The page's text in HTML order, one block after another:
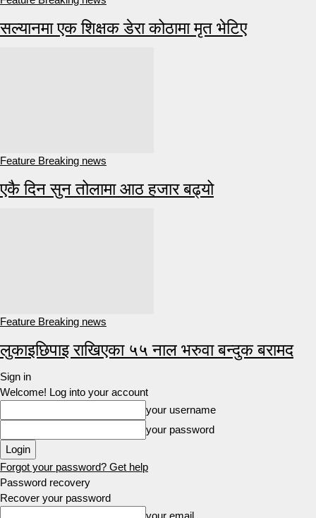
सल्यानमा एक शिक्षक डेरा कोठामा मृत भेटिए
Feature Breaking news
एकै दिन सुन तोलामा आठ हजार बढ्यो
Feature Breaking news
लुकाइछिपाइ राखिएका ५५ नाल भरुवा बन्दुक बरामद
Sign in
Welcome! Log into your account
your username
your password
Forgot your password? Get help
Password recovery
Recover your password
your email